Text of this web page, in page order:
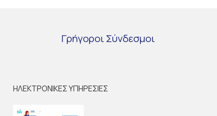
Γρήγοροι Σύνδεσμοι
ΗΛΕΚΤΡΟΝΙΚΕΣ ΥΠΗΡΕΣΙΕΣ